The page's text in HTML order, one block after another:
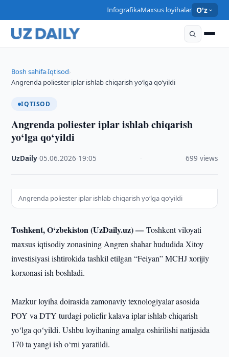
InfografikaMaxsus loyihalar O'z
Bosh sahifa›Iqtisod›
Angrenda poliester iplar ishlab chiqarish yo‘lga qo‘yildi
IQTISOD
Angrenda poliester iplar ishlab chiqarish
yo‘lga qo‘yildi
UzDaily ·05.06.2026 19:05 699 views
Angrenda poliester iplar ishlab chiqarish yo‘lga qo‘yildi
Toshkent, O‘zbekiston (UzDaily.uz) —Toshkent viloyati
maxsus iqtisodiy zonasining Angren shahar hududida Xitoy
investisiyasi ishtirokida tashkil etilgan “Feiyan” MCHJ xorijiy
korxonasi ish boshladi.
Mazkur loyiha doirasida zamonaviy texnologiyalar asosida
POY va DTY turdagi poliefir kalava iplar ishlab chiqarish
yo‘lga qo‘yildi. Ushbu loyihaning amalga oshirilishi natijasida
170 ta yangi ish o‘rni yaratildi.